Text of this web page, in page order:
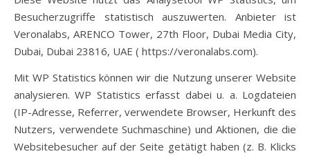
Besucherzugriffe statistisch auszuwerten. Anbieter ist
Veronalabs, ARENCO Tower, 27th Floor, Dubai Media City,
Dubai, Dubai 23816, UAE ( https://veronalabs.com).
Mit WP Statistics können wir die Nutzung unserer Website
analysieren. WP Statistics erfasst dabei u. a. Logdateien
(IP-Adresse, Referrer, verwendete Browser, Herkunft des
Nutzers, verwendete Suchmaschine) und Aktionen, die die
Websitebesucher auf der Seite getätigt haben (z. B. Klicks